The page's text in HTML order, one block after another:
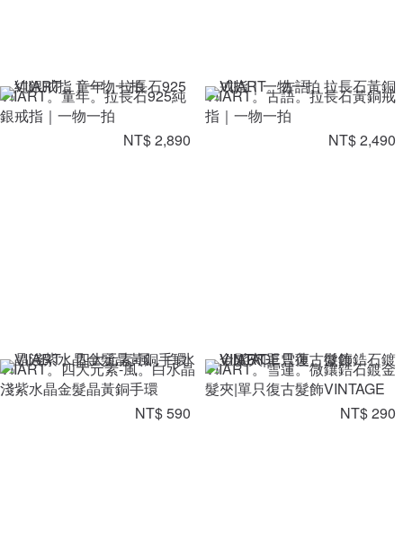
VIIART。童年。拉長石925純
銀戒指｜一物一拍
NT$ 2,890
VIIART。古語。拉長石黃銅戒
指｜一物一拍
NT$ 2,490
VIIART。四大元素-風。白水晶
淺紫水晶金髮晶黃銅手環
NT$ 590
VIIART。雪蓮。微鑲鋯石鍍金
髮夾|單只復古髮飾VINTAGE
NT$ 290